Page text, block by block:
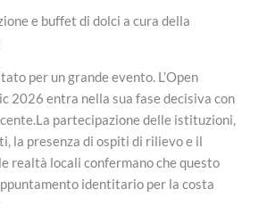
e buffet di dolci a cura della
per un grande evento. L’Open
2026 entra nella sua fase decisiva con
partecipazione delle istituzioni,
la presenza di ospiti di rilievo e il
realtà locali confermano che questo
identitario per la costa